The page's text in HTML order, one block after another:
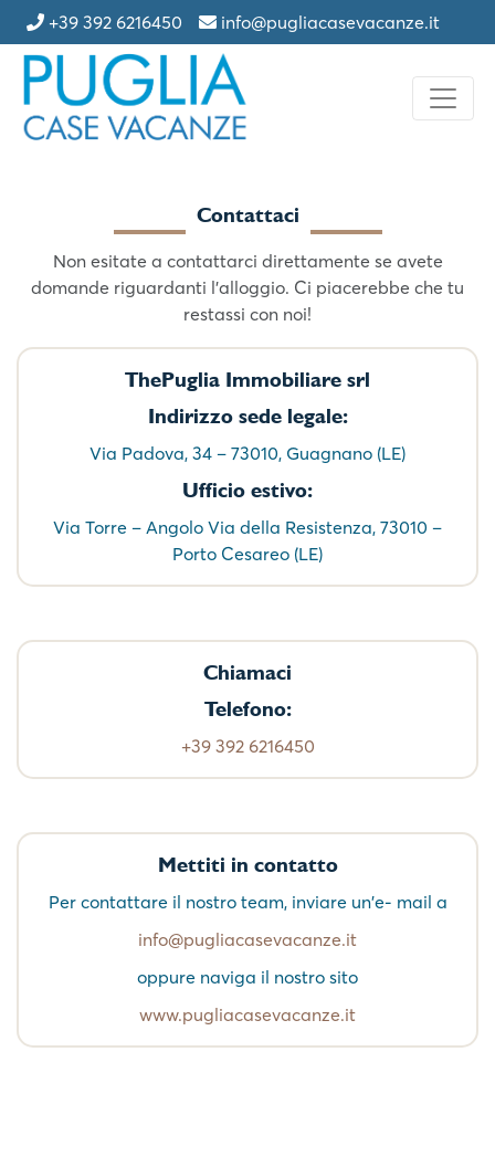
+39 392 6216450 info@pugliacasevacanze.it
Contattaci
Non esitate a contattarci direttamente se avete
domande riguardanti l'alloggio. Ci piacerebbe che tu
restassi con noi!
ThePuglia Immobiliare srl
Indirizzo sede legale:
Via Padova, 34 – 73010, Guagnano (LE)
Ufficio estivo:
Via Torre – Angolo Via della Resistenza, 73010 –
Porto Cesareo (LE)
Chiamaci
Telefono:
+39 392 6216450
Mettiti in contatto
Per contattare il nostro team, inviare un'e- mail a
info@pugliacasevacanze.it
oppure naviga il nostro sito
www.pugliacasevacanze.it